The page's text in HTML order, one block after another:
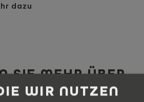
dazu
SIE MEHR ÜBER
SOLAREN
WIR NUTZEN